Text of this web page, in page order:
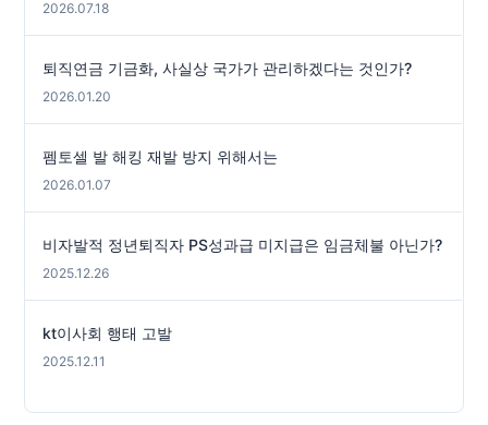
2026.07.18
퇴직연금 기금화, 사실상 국가가 관리하겠다는 것인가?
2026.01.20
펨토셀 발 해킹 재발 방지 위해서는
2026.01.07
비자발적 정년퇴직자 PS성과급 미지급은 임금체불 아닌가?
2025.12.26
kt이사회 행태 고발
2025.12.11